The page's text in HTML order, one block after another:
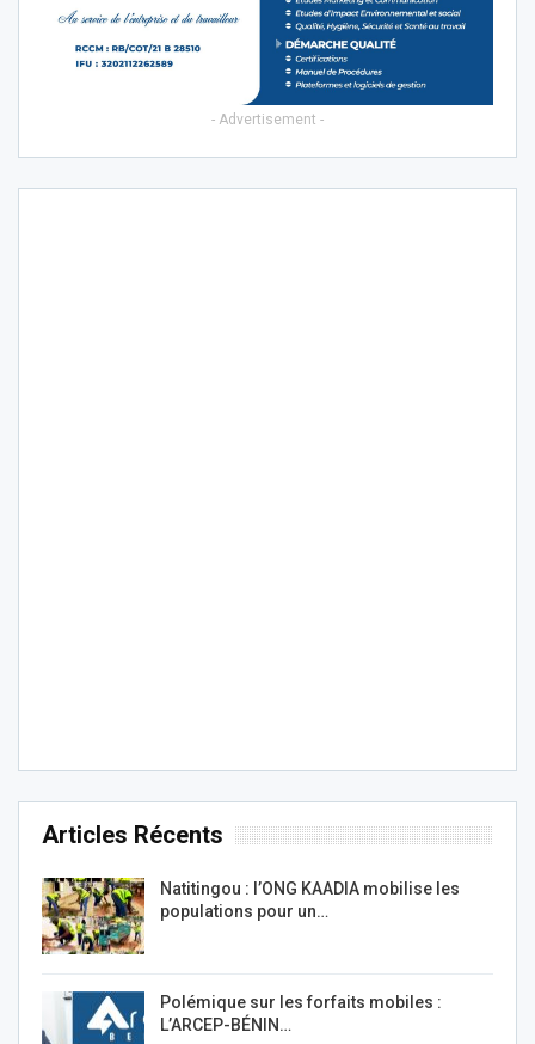
- Advertisement -
Articles Récents
Natitingou : l’ONG KAADIA mobilise les
populations pour un…
Polémique sur les forfaits mobiles :
L’ARCEP-BÉNIN…